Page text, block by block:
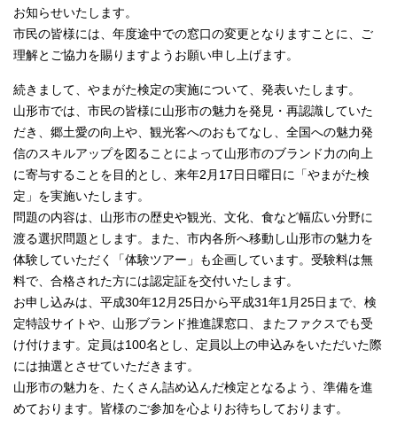
お知らせいたします。
市民の皆様には、年度途中での窓口の変更となりますことに、ご
理解とご協力を賜りますようお願い申し上げます。
続きまして、やまがた検定の実施について、発表いたします。
山形市では、市民の皆様に山形市の魅力を発見・再認識していた
だき、郷土愛の向上や、観光客へのおもてなし、全国への魅力発
信のスキルアップを図ることによって山形市のブランド力の向上
に寄与することを目的とし、来年2月17日日曜日に「やまがた検
定」を実施いたします。
問題の内容は、山形市の歴史や観光、文化、食など幅広い分野に
渡る選択問題とします。また、市内各所へ移動し山形市の魅力を
体験していただく「体験ツアー」も企画しています。受験料は無
料で、合格された方には認定証を交付いたします。
お申し込みは、平成30年12月25日から平成31年1月25日まで、検
定特設サイトや、山形ブランド推進課窓口、またファクスでも受
け付けます。定員は100名とし、定員以上の申込みをいただいた際
には抽選とさせていただきます。
山形市の魅力を、たくさん詰め込んだ検定となるよう、準備を進
めております。皆様のご参加を心よりお待ちしております。